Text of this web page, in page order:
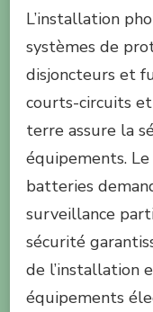
L’installation
systèmes de
disjoncteurs et
courts-circuits
terre assure la
équipements. Le
batteries
surveillance
sécurité
de l’installation
équipements